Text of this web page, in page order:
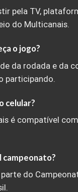
pela TV,
do Multicanais.
o jogo?
da rodada e da
participando.
celular?
é compatível
campeonato?
do